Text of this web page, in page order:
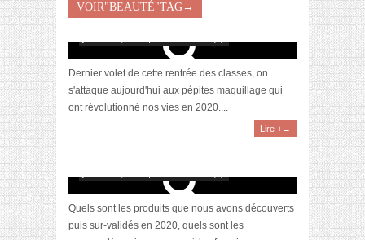
VOIR"BEAUTÉ"TAG→
Awards 2020 – Nos produits make-up favoris
Dernier volet de cette rentrée des classes, on
s'attaque aujourd'hui aux pépites maquillage qui
ont révolutionné nos vies en 2020....
Lire +→
Quels sont les produits que nous avons découverts
puis sur-validés en 2020, quels sont les